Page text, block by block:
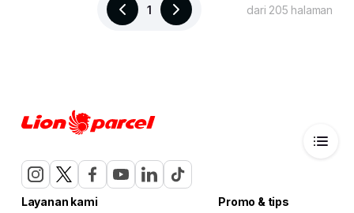
1 dari 205 halaman
Layanan kami Promo & tips